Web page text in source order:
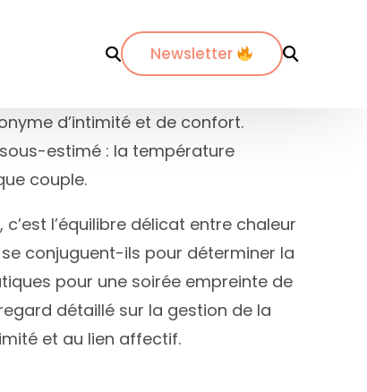
ville
Rhône
Par ville
La Rochelle
Lyon
Marseille
Newsletter
d’intimité et de confort.
estimé : la température
couple.
l’équilibre délicat entre chaleur
conjuguent-ils pour déterminer la
pour une soirée empreinte de
détaillé sur la gestion de la
et au lien affectif.